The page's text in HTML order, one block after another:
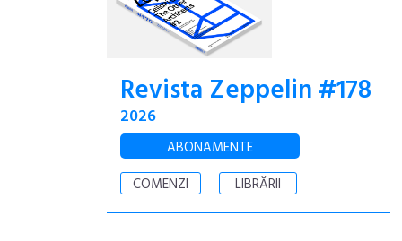
Revista Zeppelin #178
2026
ABONAMENTE
COMENZI
LIBRĂRII